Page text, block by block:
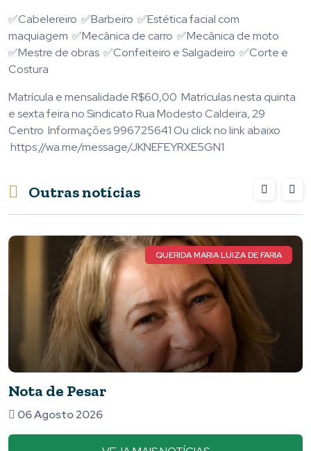
✅Cabelereiro ✅Barbeiro ✅Estética facial com
maquiagem ✅Mecânica de carro ✅Mecânica de moto
✅Mestre de obras ✅Confeiteiro e Salgadeiro ✅Corte e
Costura
Matrícula e mensalidade R$60,00 Matrículas nesta quinta
e sexta feira no Sindicato Rua Modesto Caldeira, 29
Centro Informações 996725641 Ou click no link abaixo
https://wa.me/message/JKNEFEYRXE5GN1
Outras notícias
Vem aí o ATLETA TOTAL, a
premiação do esporte de
05 Agosto 2026